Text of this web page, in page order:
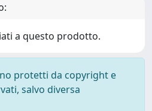
a questo prodotto.
protetti da copyright e
salvo diversa